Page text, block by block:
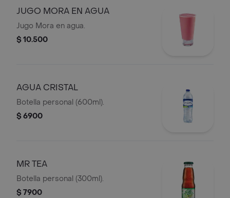
JUGO MORA EN AGUA
Jugo Mora en agua.
$ 10.500
AGUA CRISTAL
Botella personal (600ml).
$ 6900
MR TEA
Botella personal (300ml).
$ 7900